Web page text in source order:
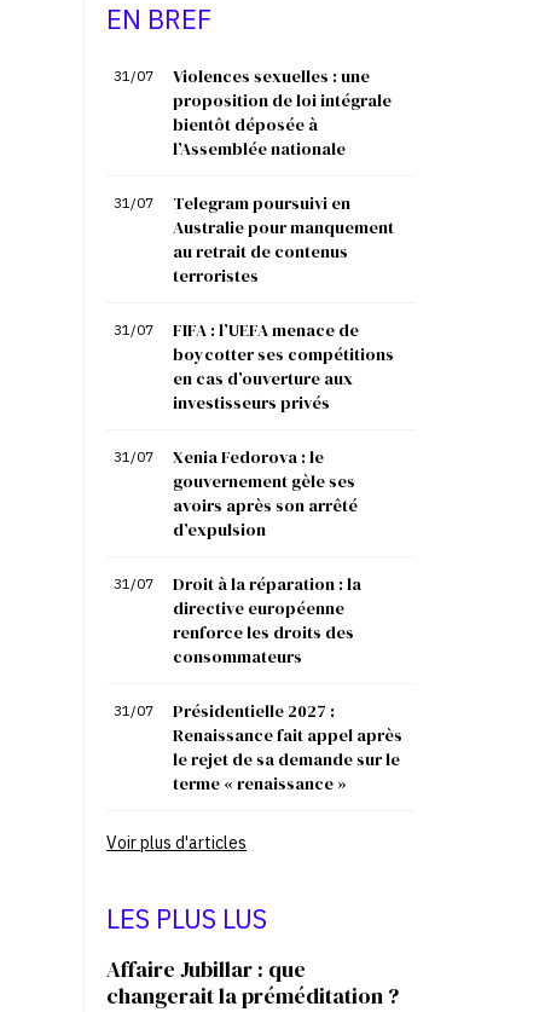
EN BREF
31/07
Violences sexuelles : une
proposition de loi intégrale
bientôt déposée à
l’Assemblée nationale
31/07
Telegram poursuivi en
Australie pour manquement
au retrait de contenus
terroristes
31/07
FIFA : l’UEFA menace de
boycotter ses compétitions
en cas d’ouverture aux
investisseurs privés
31/07
Xenia Fedorova : le
gouvernement gèle ses
avoirs après son arrêté
d’expulsion
31/07
Droit à la réparation : la
directive européenne
renforce les droits des
consommateurs
31/07
Présidentielle 2027 :
Renaissance fait appel après
le rejet de sa demande sur le
terme « renaissance »
Voir plus d'articles
LES PLUS LUS
Affaire Jubillar : que
changerait la préméditation ?